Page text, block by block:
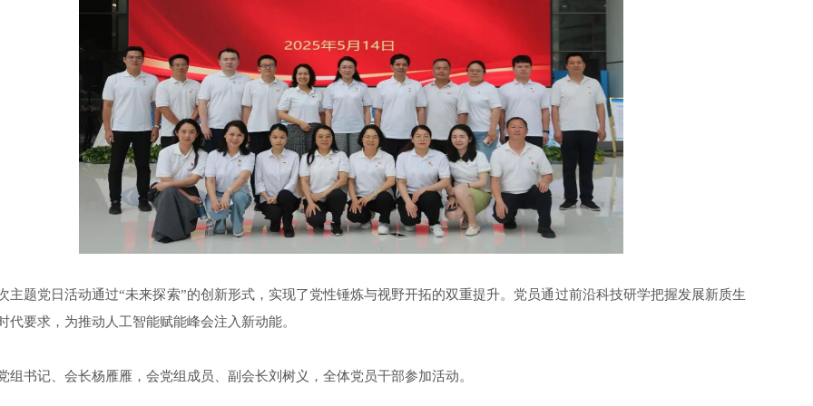
主题党日活动通过“未来探索”的创新形式，实现了党性锤炼与视野开拓的双重提升。党员通过前沿科技研学把握发展新质生
代要求，为推动人工智能赋能峰会注入新动能。
组书记、会长杨雁雁，会党组成员、副会长刘树义，全体党员干部参加活动。